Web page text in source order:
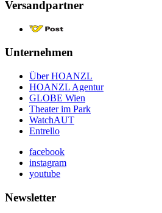
Versandpartner
Unternehmen
Über HOANZL
HOANZL Agentur
GLOBE Wien
Theater im Park
WatchAUT
Entrello
facebook
instagram
youtube
Newsletter